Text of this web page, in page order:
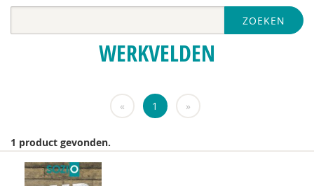
Nederlandse Sportalliantie m.m.v. Stichting
Vreedzaam
Jeugdautoriteit (JA)
Anja van der Aa
Yvonne Aartsen
ZOEKEN
WERKVELDEN
« 1 »
1 product gevonden.